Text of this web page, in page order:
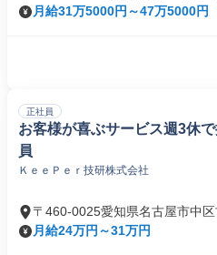
月給31万5000円～47万5000円
正社員
お客様が喜ぶサービス週3休
員
ＫｅｅＰｅｒ技研株式会社
〒460-0025愛知県名古屋市中
月給24万円～31万円